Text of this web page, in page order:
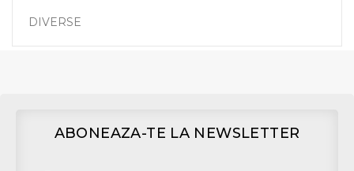
DIVERSE
ABONEAZA-TE LA NEWSLETTER